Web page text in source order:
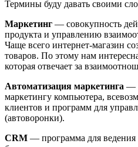
Термины буду давать своими
Маркетинг — совокупность
продукта и управлению
Чаще всего интернет-магазин
товаров. По этому нам
которая отвечает за
Автоматизация маркетинга —
маркетингу компьютера,
клиентов и программ для
(автоворонки).
CRM — программа для